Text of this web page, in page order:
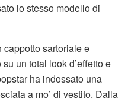
lo stesso modello di
sartoriale e
un total look d’effetto e
ha indossato una
a mo’ di vestito. Dalla